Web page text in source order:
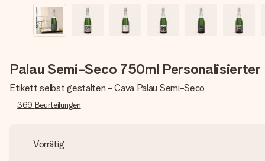
Palau Semi-Seco 750ml Personalisierter
Etikett selbst gestalten - Cava Palau Semi-Seco
369 Beurteilungen
Vorrätig